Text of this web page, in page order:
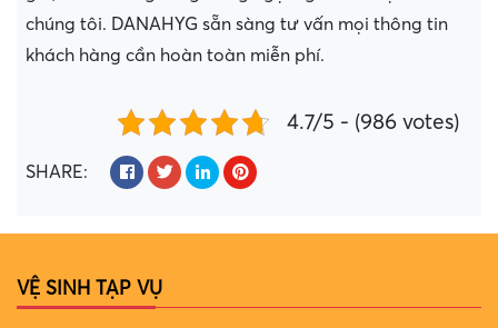
chúng tôi. DANAHYG sẵn sàng tư vấn mọi thông tin
khách hàng cần hoàn toàn miễn phí.
4.7/5 - (986 votes)
SHARE:
VỆ SINH TẠP VỤ